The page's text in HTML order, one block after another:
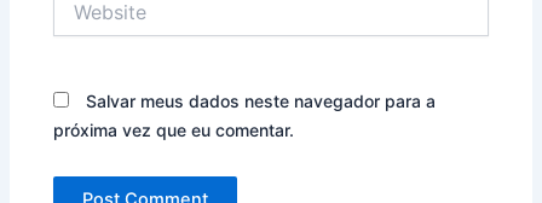
Salvar meus dados neste navegador para a
próxima vez que eu comentar.